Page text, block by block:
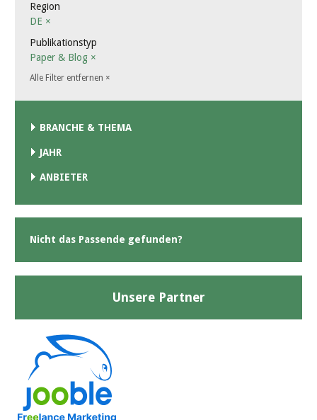
Region
DE ×
Publikationstyp
Paper & Blog ×
Alle Filter entfernen ×
BRANCHE & THEMA
JAHR
ANBIETER
Nicht das Passende gefunden?
Unsere Partner